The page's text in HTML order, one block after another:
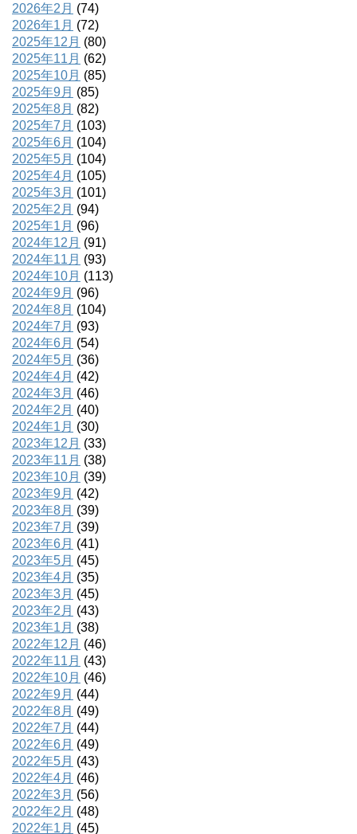
2026年2月 (74)
2026年1月 (72)
2025年12月 (80)
2025年11月 (62)
2025年10月 (85)
2025年9月 (85)
2025年8月 (82)
2025年7月 (103)
2025年6月 (104)
2025年5月 (104)
2025年4月 (105)
2025年3月 (101)
2025年2月 (94)
2025年1月 (96)
2024年12月 (91)
2024年11月 (93)
2024年10月 (113)
2024年9月 (96)
2024年8月 (104)
2024年7月 (93)
2024年6月 (54)
2024年5月 (36)
2024年4月 (42)
2024年3月 (46)
2024年2月 (40)
2024年1月 (30)
2023年12月 (33)
2023年11月 (38)
2023年10月 (39)
2023年9月 (42)
2023年8月 (39)
2023年7月 (39)
2023年6月 (41)
2023年5月 (45)
2023年4月 (35)
2023年3月 (45)
2023年2月 (43)
2023年1月 (38)
2022年12月 (46)
2022年11月 (43)
2022年10月 (46)
2022年9月 (44)
2022年8月 (49)
2022年7月 (44)
2022年6月 (49)
2022年5月 (43)
2022年4月 (46)
2022年3月 (56)
2022年2月 (48)
2022年1月 (45)